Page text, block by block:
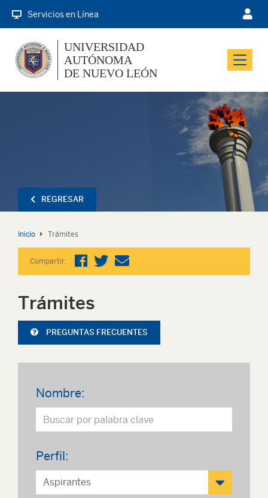
Servicios en Línea
Menu
UNIVERSIDAD
AUTÓNOMA
DE NUEVO LEÓN
REGRESAR
Inicio Trámites
Compartir:
Trámites
PREGUNTAS FRECUENTES
Nombre:
Perfil: